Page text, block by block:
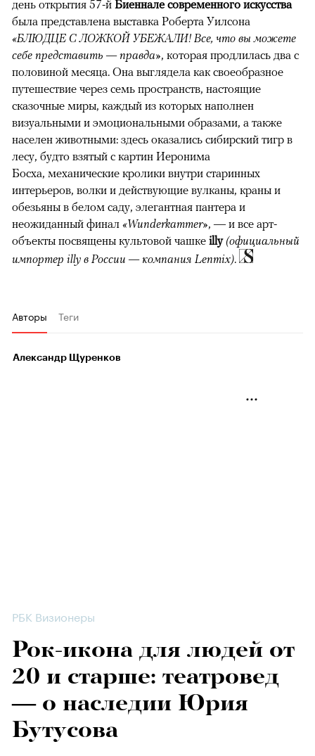
день открытия 57-й Биеннале современного искусства
была представлена выставка Роберта Уилсона
«БЛЮДЦЕ С ЛОЖКОЙ УБЕЖАЛИ! Все, что вы можете
себе представить — правда», которая продлилась два с
половиной месяца. Она выглядела как своеобразное
путешествие через семь пространств, настоящие
сказочные миры, каждый из которых наполнен
визуальными и эмоциональными образами, а также
населен животными: здесь оказались сибирский тигр в
лесу, будто взятый с картин Иеронима
Босха, механические кролики внутри старинных
интерьеров, волки и действующие вулканы, краны и
обезьяны в белом саду, элегантная пантера и
неожиданный финал «Wunderkammer», — и все арт-
объекты посвящены культовой чашке illy (официальный
импортер illy в России — компания Lenmix).
Авторы Теги
Александр Щуренков
РБК Визионеры
Рок-икона для людей от
20 и старше: театровед
— о наследии Юрия
Бутусова